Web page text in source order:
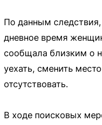
По данным
дневное время
сообщала близким о
уехать, сменить
отсутствовать.
В ходе поисковых